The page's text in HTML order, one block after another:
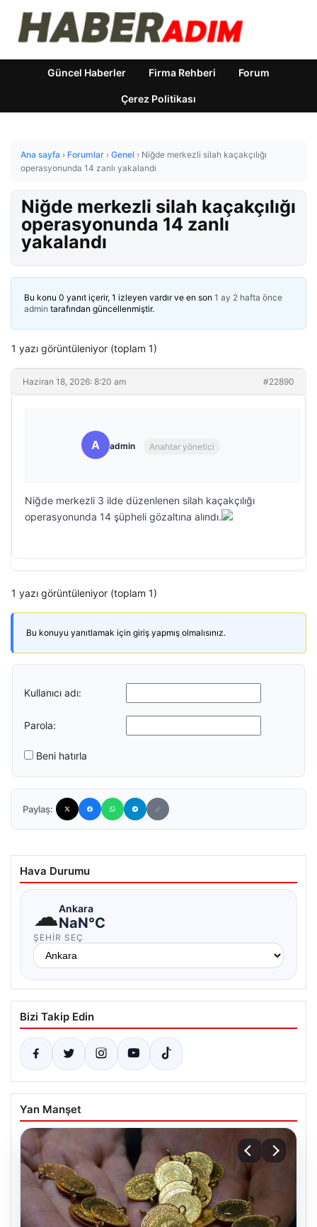
Güncel Haberler Firma Rehberi Forum
Çerez Politikası
Ana sayfa › Forumlar › Genel › Niğde merkezli silah kaçakçılığı
operasyonunda 14 zanlı yakalandı
Niğde merkezli silah kaçakçılığı
operasyonunda 14 zanlı
yakalandı
Bu konu 0 yanıt içerir, 1 izleyen vardır ve en son 1 ay 2 hafta önce
admin tarafından güncellenmiştir.
1 yazı görüntüleniyor (toplam 1)
Haziran 18, 2026: 8:20 am #22890
A admin Anahtar yönetici
Niğde merkezli 3 ilde düzenlenen silah kaçakçılığı
operasyonunda 14 şüpheli gözaltına alındı.
1 yazı görüntüleniyor (toplam 1)
Bu konuyu yanıtlamak için giriş yapmış olmalısınız.
Kullanıcı adı:
Parola:
Beni hatırla
Paylaş:
Hava Durumu
☁Ankara
NaN°C
ŞEHIR SEÇ
Bizi Takip Edin
Yan Manşet